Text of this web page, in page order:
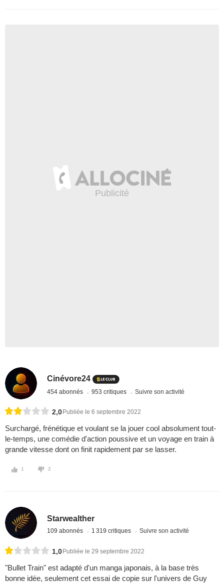
Cinévore24
454 abonnés 953 critiques Suivre son activité
2,0 Publiée le 6 septembre 2022
Surchargé, frénétique et voulant se la jouer cool absolument tout-
le-temps, une comédie d'action poussive et un voyage en train à
grande vitesse dont on finit rapidement par se lasser.
1 2
Starwealther
109 abonnés 1 319 critiques Suivre son activité
1,0 Publiée le 29 septembre 2022
"Bullet Train" est adapté d'un manga japonais, à la base très
bonne idée, seulement cet essai de copie sur l'univers de Guy